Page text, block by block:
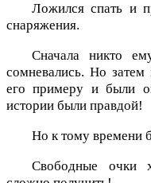
Ложился спать и
снаряжения.
Сначала никто
сомневались. Но затем
его примеру и были
истории были правдой!
Но к тому времени
Свободные очки